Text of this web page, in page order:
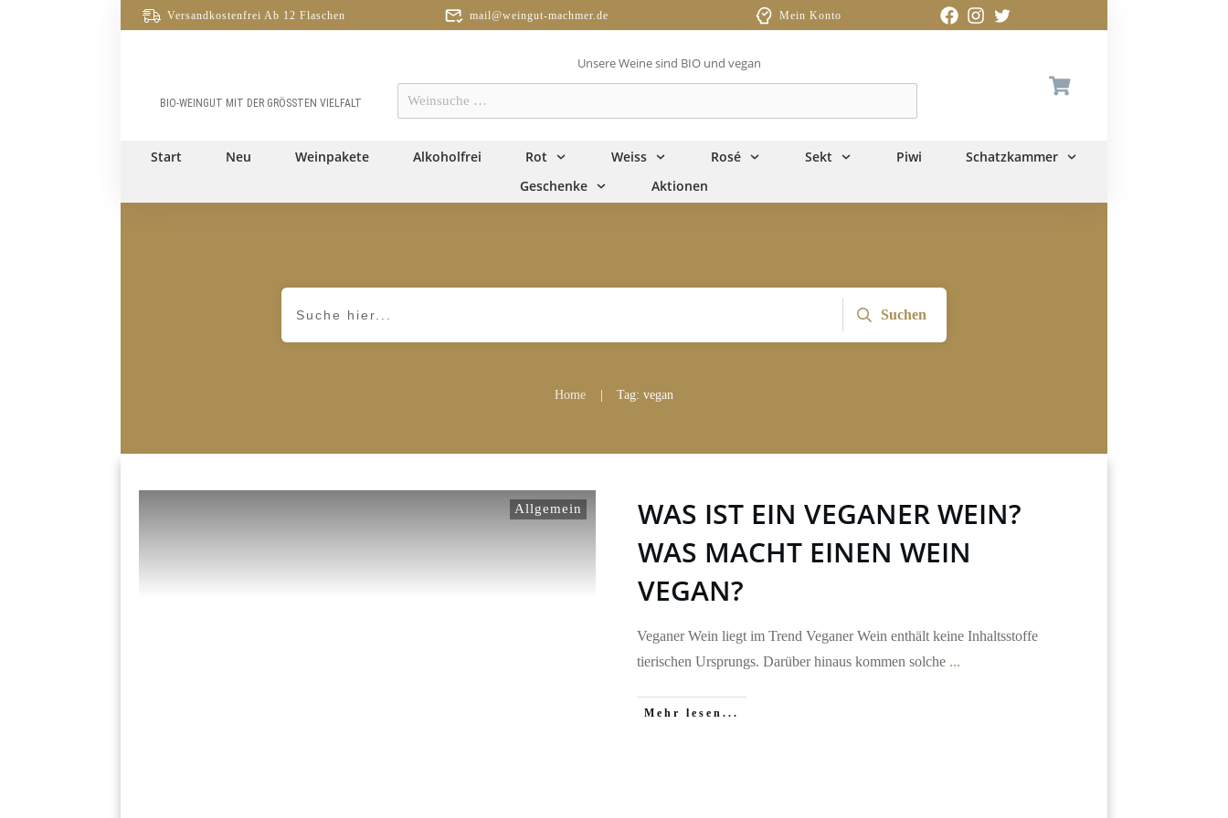
Versandkostenfrei Ab 12 Flaschen mail@weingut-machmer.de Mein Konto
BIO-WEINGUT MIT DER GRÖSSTEN VIELFALT
Unsere Weine sind BIO und vegan
Start Neu Weinpakete Alkoholfrei Rot Weiss Rosé Sekt Piwi
Schatzkammer
Geschenke
Aktionen
Suchen
Home Tag: vegan
Allgemein
WAS IST EIN VEGANER WEIN?
WAS MACHT EINEN WEIN
VEGAN?
Veganer Wein liegt im Trend Veganer Wein enthält keine Inhaltsstoffe
tierischen Ursprungs. Darüber hinaus kommen solche ...
Mehr lesen...